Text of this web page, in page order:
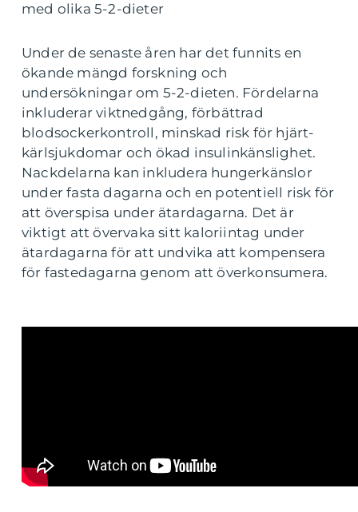
med olika 5-2-dieter
Under de senaste åren har det funnits en
ökande mängd forskning och
undersökningar om 5-2-dieten. Fördelarna
inkluderar viktnedgång, förbättrad
blodsockerkontroll, minskad risk för hjärt-
kärlsjukdomar och ökad insulinkänslighet.
Nackdelarna kan inkludera hungerkänslor
under fasta dagarna och en potentiell risk för
att överspisa under ätardagarna. Det är
viktigt att övervaka sitt kaloriintag under
ätardagarna för att undvika att kompensera
för fastedagarna genom att överkonsumera.